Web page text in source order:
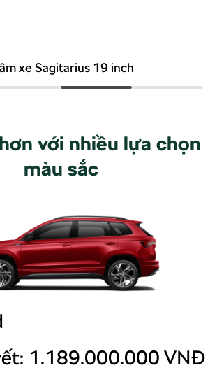
xe Sagitarius 19 inch
với nhiều lựa chọn
màu sắc
1.189.000.000 VNĐ